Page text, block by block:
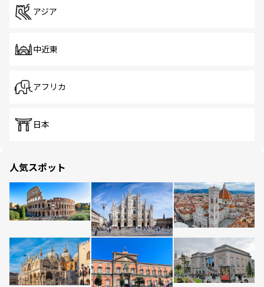
アジア
中近東
アフリカ
日本
人気スポット